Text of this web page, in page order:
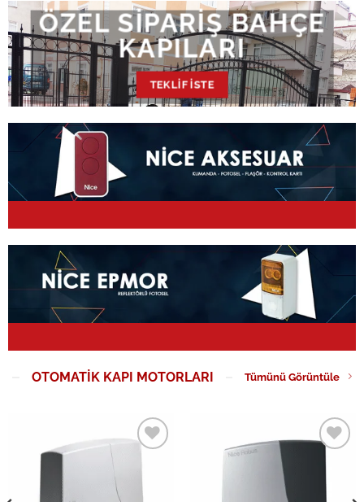
ÖZEL SIPARIŞ BAHÇE
KAPILARI
TEKLIF İSTE
OTOMATIK KAPI MOTORLARI Tümünü Görüntüle
wishlist